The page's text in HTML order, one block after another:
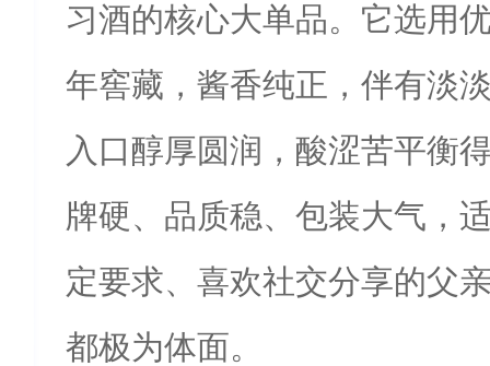
习酒的核心大单品。它选用
年窖藏，酱香纯正，伴有淡
入口醇厚圆润，酸涩苦平衡
牌硬、品质稳、包装大气，
定要求、喜欢社交分享的父
都极为体面。